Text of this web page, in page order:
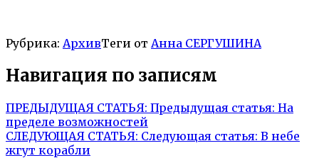
Рубрика: АрхивТеги от Анна СЕРГУШИНА
Навигация по записям
ПРЕДЫДУЩАЯ СТАТЬЯ: Предыдущая статья: На
пределе возможностей
СЛЕДУЮЩАЯ СТАТЬЯ: Следующая статья: В небе
жгут корабли